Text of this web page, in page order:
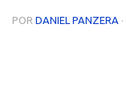
POR DANIEL PANZERA ·